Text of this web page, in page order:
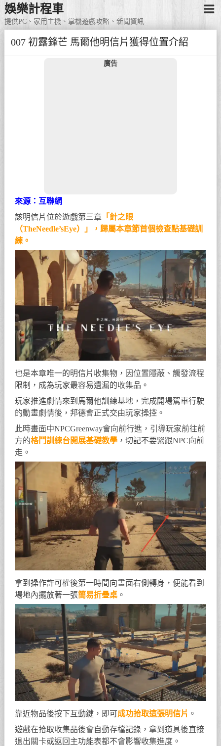
娛樂計程車
提供PC、家用主機、掌機遊戲攻略、新聞資訊
007 初露鋒芒 馬爾他明信片獲得位置介紹
廣告
來源：互聯網
該明信片位於遊戲第三章 「針之眼
（TheNeedle’sEye）」，歸屬本章節首個檢查點基礎訓
練。
也是本章唯一的明信片收集物，因位置隱蔽、觸發流程
限制，成為玩家最容易遺漏的收集品。
玩家推進劇情來到馬爾他訓練基地，完成開場駕車行駛
的動畫劇情後，邦德會正式交由玩家操控。
此時畫面中NPCGreenway會向前行進，引導玩家前往前
方的格鬥訓練台開展基礎教學 ，切記不要緊跟NPC向前
走。
拿到操作許可權後第一時間向畫面右側轉身，便能看到
場地內擺放著一張簡易折疊桌 。
靠近物品後按下互動鍵，即可成功拾取這張明信片 。
遊戲在拾取收集品後會自動存檔記錄，拿到道具後直接
退出關卡或返回主功能表都不會影響收集進度。